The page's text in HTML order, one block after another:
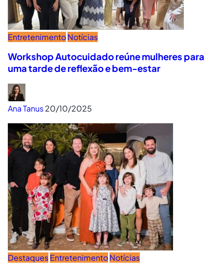
EntretenimentoNotícias
Workshop Autocuidado reúne mulheres para
uma tarde de reflexão e bem-estar
Ana Tanus20/10/2025
DestaquesEntretenimentoNotícias